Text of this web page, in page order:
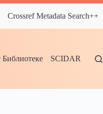
Crossref Metadata Search++
Библиотеке SCIDAR